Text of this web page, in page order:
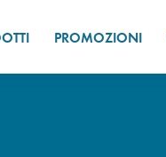
PROMOZIONI